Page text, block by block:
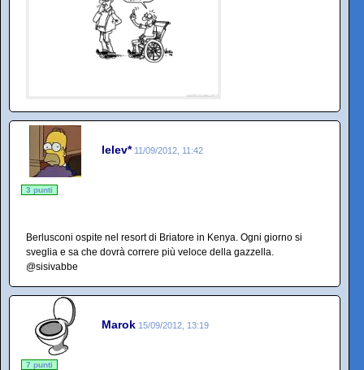
lelev* 11/09/2012, 11:42
3 punti
Berlusconi ospite nel resort di Briatore in Kenya. Ogni giorno si
sveglia e sa che dovrà correre più veloce della gazzella.
@sisivabbe
Marok 15/09/2012, 13:19
7 punti